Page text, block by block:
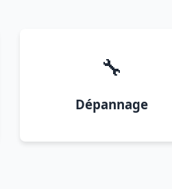
🔧
Dépannage